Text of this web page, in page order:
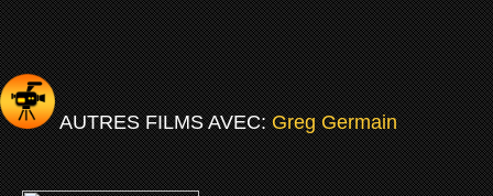
AUTRES FILMS AVEC:Greg Germain